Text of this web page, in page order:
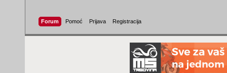
Forum Pomoć Prijava Registracija